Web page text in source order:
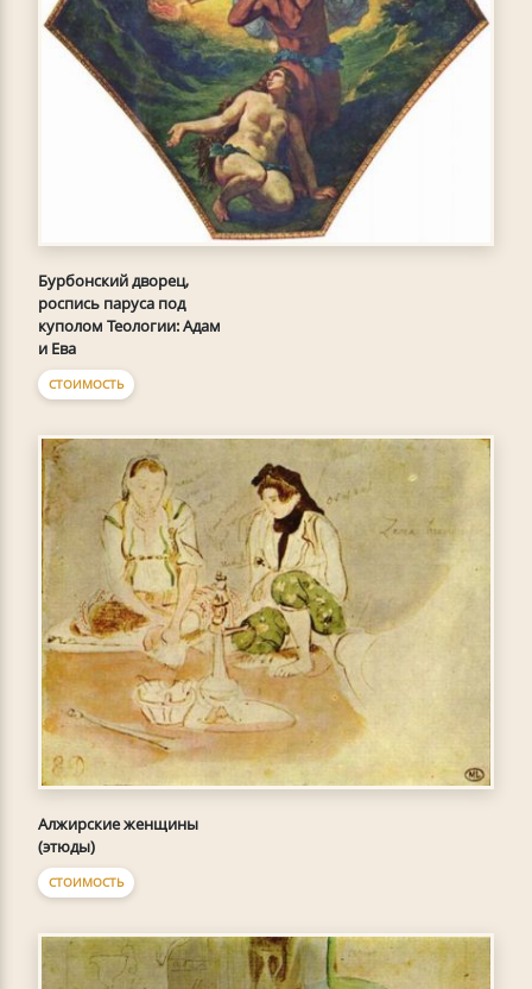
Бурбонский дворец,
роспись паруса под
куполом Теологии: Адам
и Ева
СТОИМОСТЬ
Алжирские женщины
(этюды)
СТОИМОСТЬ